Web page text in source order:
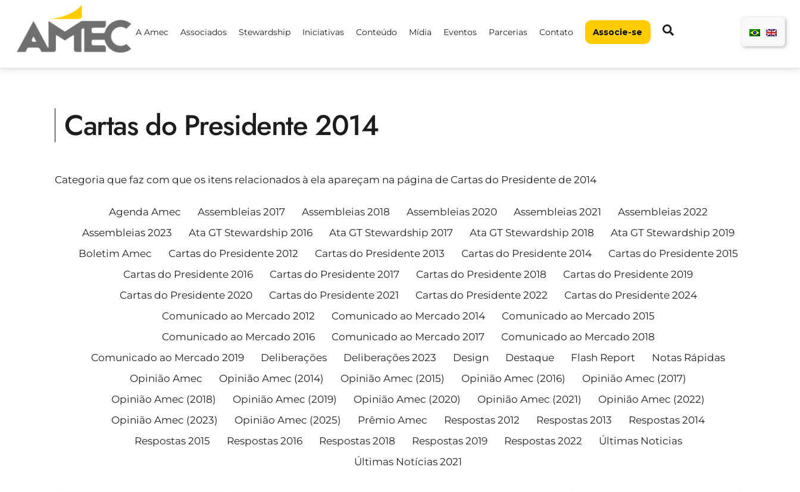
content
A Amec Associados Stewardship Iniciativas Conteúdo Mídia Eventos Parcerias Contato Associe-se
Cartas do Presidente 2014
Categoria que faz com que os itens relacionados à ela apareçam na página de Cartas do Presidente de 2014
Agenda Amec Assembleias 2017 Assembleias 2018 Assembleias 2020 Assembleias 2021
Assembleias 2022
Assembleias 2023
Ata GT Stewardship 2016 Ata GT Stewardship 2017 Ata GT Stewardship 2018
Ata GT Stewardship 2019
Boletim Amec
Cartas do Presidente 2012 Cartas do Presidente 2013 Cartas do Presidente 2014
Cartas do Presidente 2015
Cartas do Presidente 2016
Cartas do Presidente 2017 Cartas do Presidente 2018
Cartas do Presidente 2019
Cartas do Presidente 2020
Cartas do Presidente 2021 Cartas do Presidente 2022
Cartas do Presidente 2024
Comunicado ao Mercado 2012
Comunicado ao Mercado 2014
Comunicado ao Mercado 2015
Comunicado ao Mercado 2016
Comunicado ao Mercado 2017
Comunicado ao Mercado 2018
Comunicado ao Mercado 2019
Deliberações Deliberações 2023 Design Destaque Flash Report
Notas Rápidas
Opinião Amec
Opinião Amec (2014) Opinião Amec (2015) Opinião Amec (2016)
Opinião Amec (2017)
Opinião Amec (2018)
Opinião Amec (2019) Opinião Amec (2020) Opinião Amec (2021)
Opinião Amec (2022)
Opinião Amec (2023)
Opinião Amec (2025) Prêmio Amec Respostas 2012 Respostas 2013
Respostas 2014
Respostas 2015
Respostas 2016 Respostas 2018 Respostas 2019 Respostas 2022
Últimas Noticias
Últimas Notícias 2021